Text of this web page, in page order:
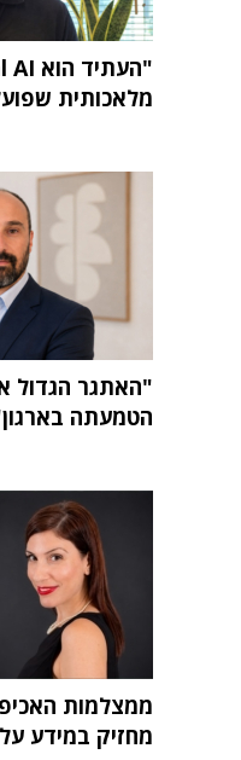
מלאכותית
הטמעתה
ממצלמות
מחזיק במידע